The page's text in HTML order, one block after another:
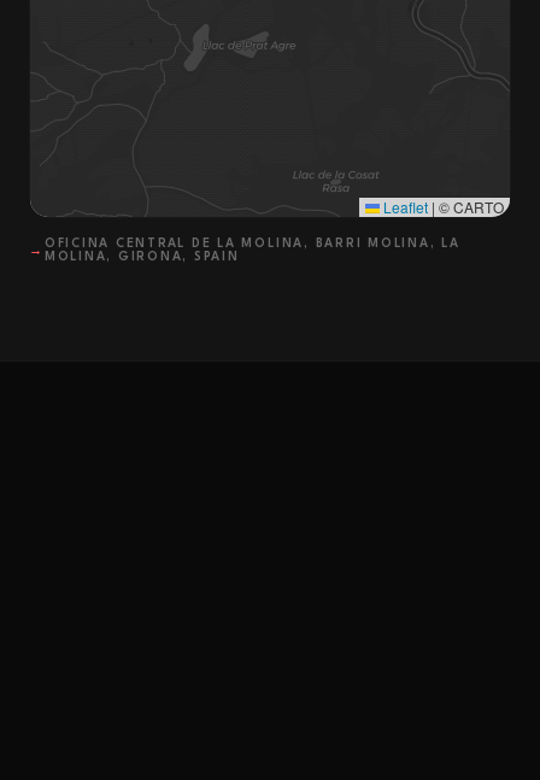
Leaflet | © CARTO
→
OFICINA CENTRAL DE LA MOLINA, BARRI MOLINA, LA
MOLINA, GIRONA, SPAIN